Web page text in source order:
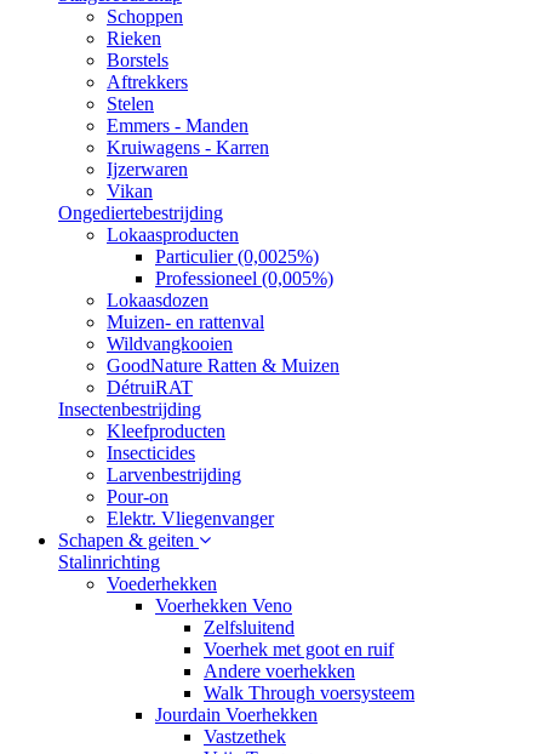
Schoppen
Rieken
Borstels
Aftrekkers
Stelen
Emmers - Manden
Kruiwagens - Karren
Ijzerwaren
Vikan
Ongediertebestrijding
Lokaasproducten
Particulier (0,0025%)
Professioneel (0,005%)
Lokaasdozen
Muizen- en rattenval
Wildvangkooien
GoodNature Ratten & Muizen
DétruiRAT
Insectenbestrijding
Kleefproducten
Insecticides
Larvenbestrijding
Pour-on
Elektr. Vliegenvanger
Schapen & geiten
Stalinrichting
Voederhekken
Voerhekken Veno
Zelfsluitend
Voerhek met goot en ruif
Andere voerhekken
Walk Through voersysteem
Jourdain Voerhekken
Vastzethek